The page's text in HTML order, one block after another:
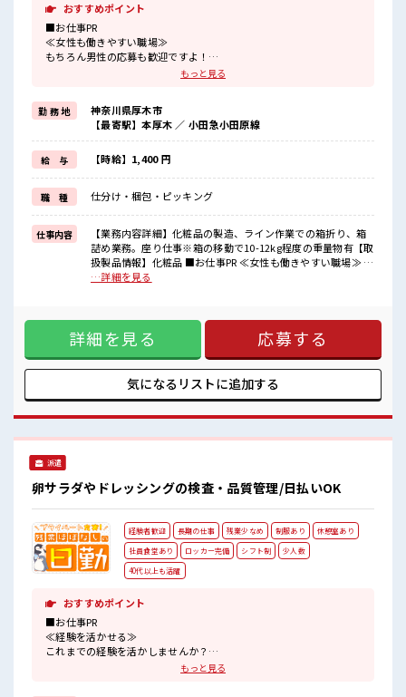
おすすめポイント
■お仕事PR
≪女性も働きやすい職場≫
もちろん男性の応募も歓迎ですよ！
場合によってはお願いすることもあります♪
≪土日祝休のお仕事≫
家族や友人と一緒にプライベート満喫！
制服があると毎日の服選びに悩まずOK♪
≪未経験の方も大カンゲイ≫
新しいことにチャレンジするのは不安だけど、
しっかり働く環境が整っています！
イチからスキルUP・ステップUP目指していきましょう！
≪様々なお仕事をご提案≫
一人で悩まず気軽に相談できる、
派遣のお仕事です！
■職場の雰囲気
時間があれば昼寝もしちゃおう！
職場にはロッカー完備！
私物の置きすぎには注意が必要ですね★
もっと見る
勤 務 地
神奈川県厚木市
【最寄駅】本厚木 ／ 小田急小田原線
給 与 【時給】1,400 円
職 種 仕分け・梱包・ピッキング
仕事内容
【業務内容詳細】化粧品の製造、ライン作業での箱折り、箱
詰め業務。座り仕事※箱の移動で10-12kg程度の重量物有【取
扱製品情報】化粧品 ■お仕事PR ≪女性も働きやすい職場≫ も
ちろん男性の応募も歓迎ですよ！ ≪時間にメリハリを≫ 残業
喫！ 制服があると毎日の服選びに悩まずOK♪ ≪未経験の方
も大カンゲイ≫ 新しいことにチャレンジするのは不安だけ
ど、 しっかり働く環境が整っています！ イチからスキルUP・
ステップUP目指していきましょう！ ≪様々なお仕事をご提案
≫ 一人で悩まず気軽に相談できる、 派遣のお仕事です！ ■職
場の雰囲気 女性も活躍しやすい雰囲気の職場です！ 休憩室で
ッカー完備！ 私物の置きすぎには注意が必要ですね★
…詳細を見る
詳細を見る 応募する
気になるリストに追加する
派遣
卵サラダやドレッシングの検査・品質管理/日払いOK
経験者歓迎 長期の仕事 残業少なめ 制服あり
休憩室あり
社員食堂あり
ロッカー完備 シフト制
少人数
40代以上も活躍
おすすめポイント
■お仕事PR
≪経験を活かせる≫
これまでの経験を活かしませんか？
もっと見る